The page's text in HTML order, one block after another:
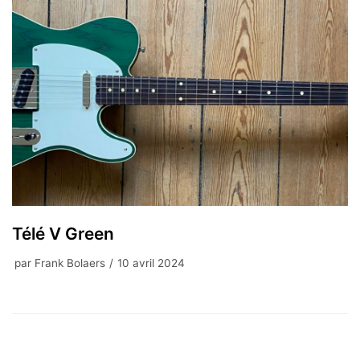
Télé V Green
par Frank Bolaers 10 avril 2024